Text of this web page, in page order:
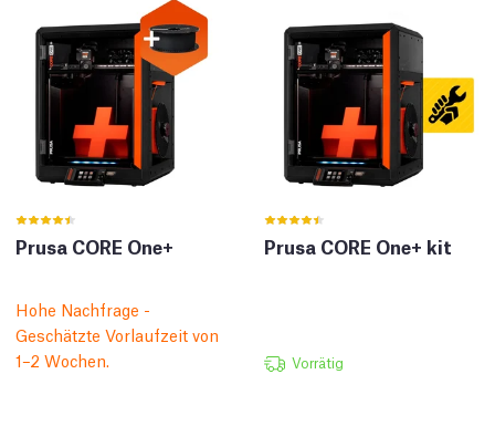
Prusa CORE One+
Hohe Nachfrage -
Geschätzte Vorlaufzeit von
1–2 Wochen.
Prusa CORE One+ kit
Vorrätig